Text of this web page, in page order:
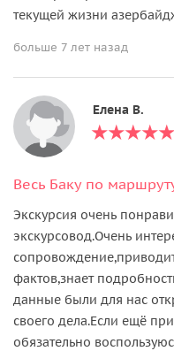
текущей жизни
больше 7 лет назад
Елена В.
Весь Баку по
Экскурсия очень
экскурсовод.Очень
фактов,знает
данные были для нас
своего дела.Если ещё
обязательно